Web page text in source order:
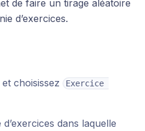
de faire un tirage aléatoire
d’exercices.
et choisissez
Exercice
dans laquelle